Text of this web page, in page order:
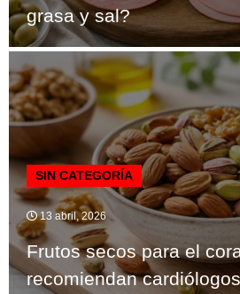
grasa y sal?
SIN CATEGORÍA
13 abril, 2026
Frutos secos para el
recomiendan cardiólogos